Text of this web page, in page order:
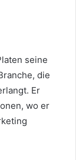
seine
die
Er
wo er